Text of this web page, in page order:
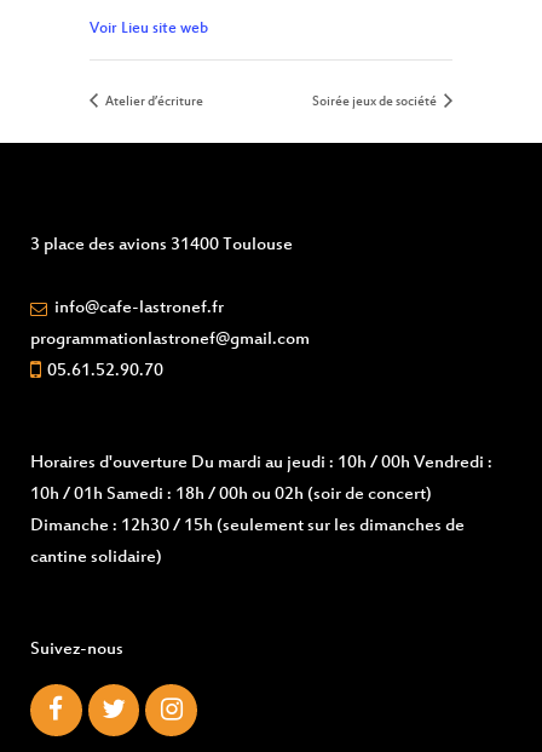
Voir Lieu site web
Atelier d’écriture Soirée jeux de société
3 place des avions 31400 Toulouse
info@cafe-lastronef.fr
programmationlastronef@gmail.com
05.61.52.90.70
Horaires d'ouverture Du mardi au jeudi : 10h / 00h Vendredi :
10h / 01h Samedi : 18h / 00h ou 02h (soir de concert)
Dimanche : 12h30 / 15h (seulement sur les dimanches de
cantine solidaire)
Suivez-nous